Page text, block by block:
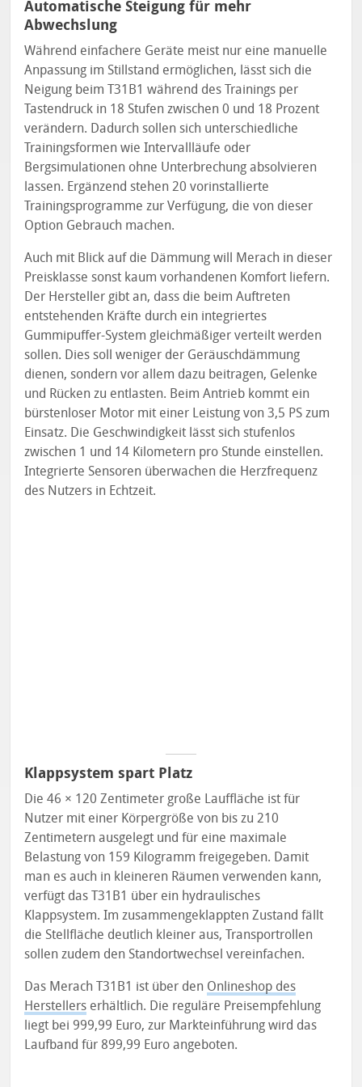
Automatische Steigung für mehr
Abwechslung
Während einfachere Geräte meist nur eine manuelle
Anpassung im Stillstand ermöglichen, lässt sich die
Neigung beim T31B1 während des Trainings per
Tastendruck in 18 Stufen zwischen 0 und 18 Prozent
verändern. Dadurch sollen sich unterschiedliche
Trainingsformen wie Intervallläufe oder
Bergsimulationen ohne Unterbrechung absolvieren
lassen. Ergänzend stehen 20 vorinstallierte
Trainingsprogramme zur Verfügung, die von dieser
Option Gebrauch machen.
Auch mit Blick auf die Dämmung will Merach in dieser
Preisklasse sonst kaum vorhandenen Komfort liefern.
Der Hersteller gibt an, dass die beim Auftreten
entstehenden Kräfte durch ein integriertes
Gummipuffer-System gleichmäßiger verteilt werden
sollen. Dies soll weniger der Geräuschdämmung
dienen, sondern vor allem dazu beitragen, Gelenke
und Rücken zu entlasten. Beim Antrieb kommt ein
bürstenloser Motor mit einer Leistung von 3,5 PS zum
Einsatz. Die Geschwindigkeit lässt sich stufenlos
zwischen 1 und 14 Kilometern pro Stunde einstellen.
Integrierte Sensoren überwachen die Herzfrequenz
des Nutzers in Echtzeit.
Klappsystem spart Platz
Die 46 × 120 Zentimeter große Lauffläche ist für
Nutzer mit einer Körpergröße von bis zu 210
Zentimetern ausgelegt und für eine maximale
Belastung von 159 Kilogramm freigegeben. Damit
man es auch in kleineren Räumen verwenden kann,
verfügt das T31B1 über ein hydraulisches
Klappsystem. Im zusammengeklappten Zustand fällt
die Stellfläche deutlich kleiner aus, Transportrollen
sollen zudem den Standortwechsel vereinfachen.
Das Merach T31B1 ist über den Onlineshop des
Herstellers erhältlich. Die reguläre Preisempfehlung
liegt bei 999,99 Euro, zur Markteinführung wird das
Laufband für 899,99 Euro angeboten.